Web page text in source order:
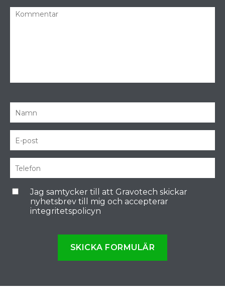
Jag samtycker till att Gravotech skickar
nyhetsbrev till mig och accepterar
integritetspolicyn
SKICKA FORMULÄR